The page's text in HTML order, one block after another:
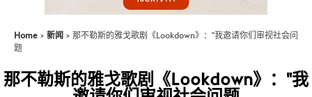
Home 新闻
那不勒斯的雅戈歌剧《Lookdown》："我邀请你们审视社会问
题
那不勒斯的雅戈歌剧《Lookdown》："我